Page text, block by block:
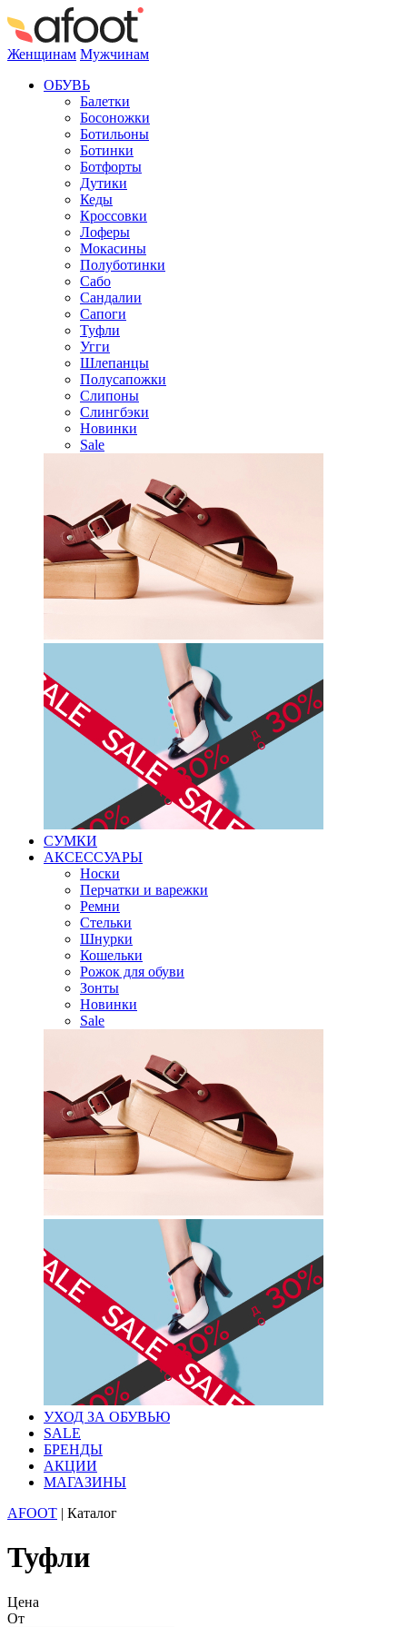
Женщинам Мужчинам
ОБУВЬ
Балетки
Босоножки
Ботильоны
Ботинки
Ботфорты
Дутики
Кеды
Кроссовки
Лоферы
Мокасины
Полуботинки
Сабо
Сандалии
Сапоги
Туфли
Угги
Шлепанцы
Полусапожки
Слипоны
Слингбэки
Новинки
Sale
СУМКИ
АКСЕССУАРЫ
Носки
Перчатки и варежки
Ремни
Стельки
Шнурки
Кошельки
Рожок для обуви
Зонты
Новинки
Sale
УХОД ЗА ОБУВЬЮ
SALE
БРЕНДЫ
АКЦИИ
МАГАЗИНЫ
AFOOT | Каталог
Туфли
Цена
От